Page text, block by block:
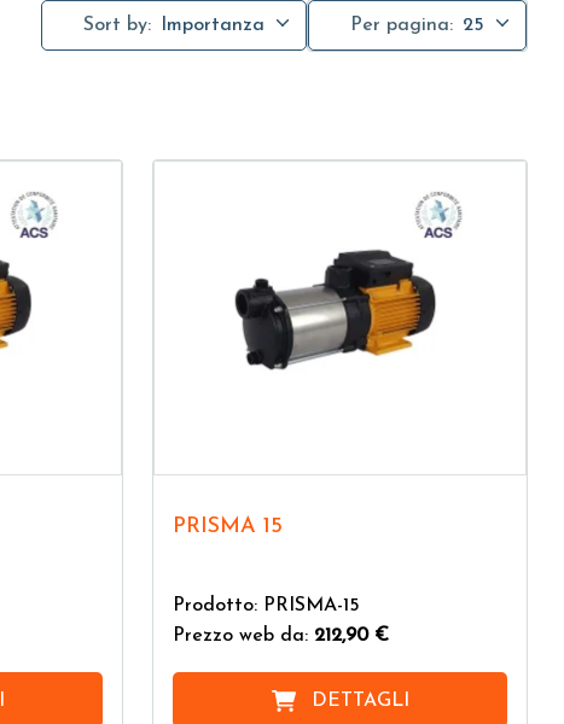
Sort by: Importanza Per pagina: 25
PRISMA 15
Prodotto: PRISMA-15
Prezzo web da: 212,90 €
DETTAGLI